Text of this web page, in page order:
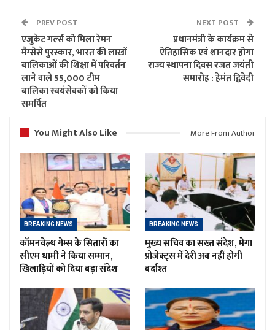
PREV POST
एजुकेट गर्ल्स को मिला रेमन
मैग्सेसे पुरस्कार, भारत की लाखों
बालिकाओं की शिक्षा में परिवर्तन
लाने वाले 55,000 टीम
बालिका स्वयंसेवकों को किया
समर्पित
NEXT POST
प्रधानमंत्री के कार्यक्रम से
ऐतिहासिक एवं शानदार होगा
राज्य स्थापना दिवस रजत जयंती
समारोह : हेमंत द्विवेदी
You Might Also Like More From Author
BREAKING NEWS
कॉमनवेल्थ गेम्स के सितारों का
सीएम धामी ने किया सम्मान,
खिलाड़ियों को दिया बड़ा संदेश
BREAKING NEWS
मुख्य सचिव का सख्त संदेश, मेगा
प्रोजेक्ट्स में देरी अब नहीं होगी
बर्दाश्त